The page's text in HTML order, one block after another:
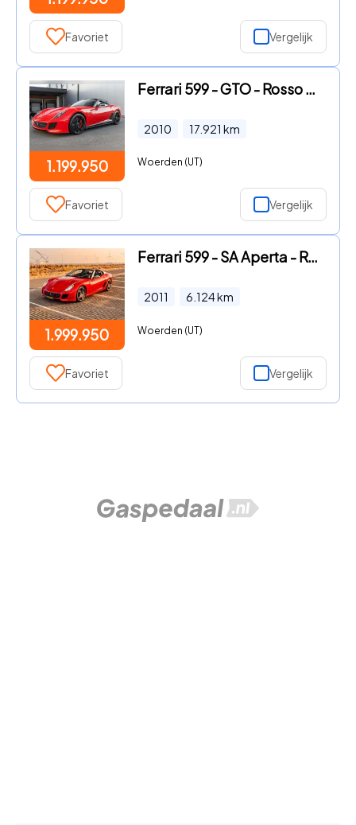
Favoriet Vergelijk
1.199.950
Ferrari 599 - GTO - Rosso Scuderia - 1 of 599
2010 17.921 km
Woerden (UT)
Favoriet Vergelijk
1.999.950
Ferrari 599 - SA Aperta - Rosso F1 2007 - 1 of 80
2011 6.124km
Woerden (UT)
Favoriet Vergelijk